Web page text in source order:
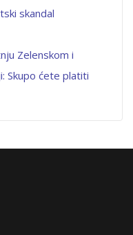
skandal
Zelenskom i
Skupo ćete platiti